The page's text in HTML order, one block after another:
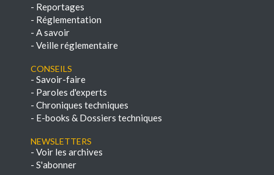
- Reportages
- Réglementation
- A savoir
- Veille réglementaire
Conseils
- Savoir-faire
- Paroles d'experts
- Chroniques techniques
- E-books & Dossiers techniques
NEWSLETTERS
- Voir les archives
- S'abonner